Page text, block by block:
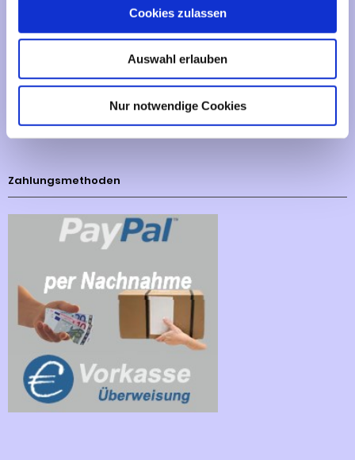
Cookies zulassen
Auswahl erlauben
Nur notwendige Cookies
Sitemap
Zahlungsmethoden